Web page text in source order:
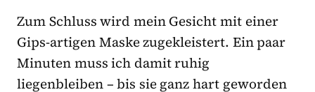
Zum Schluss wird mein Gesicht mit einer
Gips-artigen Maske zugekleistert. Ein paar
Minuten muss ich damit ruhig
liegenbleiben – bis sie ganz hart geworden